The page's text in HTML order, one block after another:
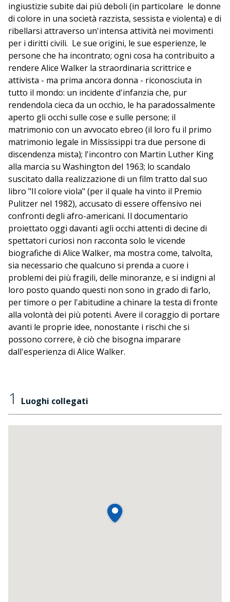
ingiustizie subite dai più deboli (in particolare le donne
di colore in una società razzista, sessista e violenta) e di
ribellarsi attraverso un'intensa attività nei movimenti
per i diritti civili. Le sue origini, le sue esperienze, le
persone che ha incontrato; ogni cosa ha contribuito a
rendere Alice Walker la straordinaria scrittrice e
attivista - ma prima ancora donna - riconosciuta in
tutto il mondo: un incidente d'infanzia che, pur
rendendola cieca da un occhio, le ha paradossalmente
aperto gli occhi sulle cose e sulle persone; il
matrimonio con un avvocato ebreo (il loro fu il primo
matrimonio legale in Mississippi tra due persone di
discendenza mista); l'incontro con Martin Luther King
alla marcia su Washington del 1963; lo scandalo
suscitato dalla realizzazione di un film tratto dal suo
libro "Il colore viola" (per il quale ha vinto il Premio
Pulitzer nel 1982), accusato di essere offensivo nei
confronti degli afro-americani. Il documentario
proiettato oggi davanti agli occhi attenti di decine di
spettatori curiosi non racconta solo le vicende
biografiche di Alice Walker, ma mostra come, talvolta,
sia necessario che qualcuno si prenda a cuore i
problemi dei più fragili, delle minoranze, e si indigni al
loro posto quando questi non sono in grado di farlo,
per timore o per l'abitudine a chinare la testa di fronte
alla volontà dei più potenti. Avere il coraggio di portare
avanti le proprie idee, nonostante i rischi che si
possono correre, è ciò che bisogna imparare
dall'esperienza di Alice Walker.
1 Luoghi collegati